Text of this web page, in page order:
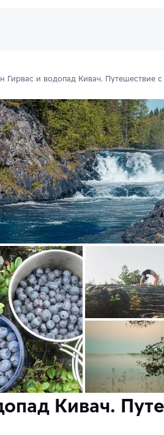
Гирвас и водопад Кивач. Путешествие
Кивач.